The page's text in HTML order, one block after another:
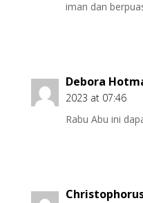
iman dan
Debora
2023 at 07:46
Rabu Abu ini